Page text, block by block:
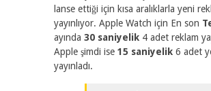
lanse ettiği için kısa aralıklarla yeni
yayınlıyor. Apple Watch için En son
ayında 30 saniyelik 4 adet reklam
Apple şimdi ise 15 saniyelik 6 adet
yayınladı.